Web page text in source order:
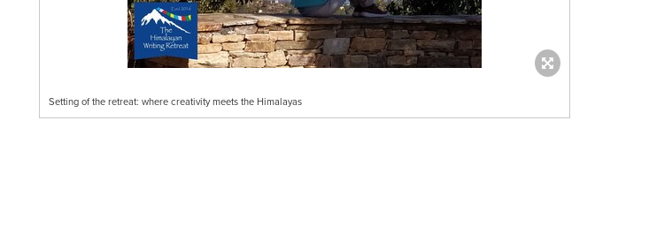
Setting of the retreat: where creativity meets the Himalayas